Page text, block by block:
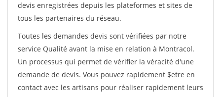
devis enregistrées depuis les plateformes et sites de
tous les partenaires du réseau.
Toutes les demandes devis sont vérifiées par notre
service Qualité avant la mise en relation à Montracol.
Un processus qui permet de vérifier la véracité d'une
demande de devis. Vous pouvez rapidement $etre en
contact avec les artisans pour réaliser rapidement leurs